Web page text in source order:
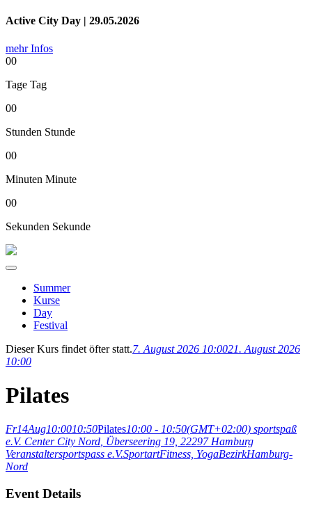
Active City Day | 29.05.2026
mehr Infos
00
Tage Tag
00
Stunden Stunde
00
Minuten Minute
00
Sekunden Sekunde
Summer
Kurse
Day
Festival
Dieser Kurs findet öfter statt.7. August 2026 10:0021. August 2026
10:00
Pilates
Fr14Aug10:0010:50Pilates10:00 - 10:50(GMT+02:00) sportspaß
e.V. Center City Nord, Überseering 19, 22297 Hamburg
Veranstaltersportspass e.V.SportartFitness, YogaBezirkHamburg-
Nord
Event Details